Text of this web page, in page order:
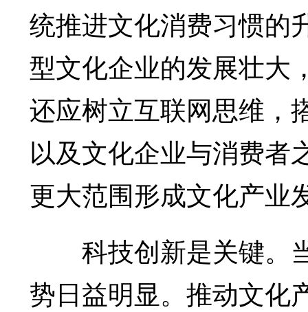
统推进文化消费习惯的
型文化企业的发展壮大
还应树立互联网思维，
以及文化企业与消费者
更大范围形成文化产业
科技创新是关键。
势日益明显。推动文化